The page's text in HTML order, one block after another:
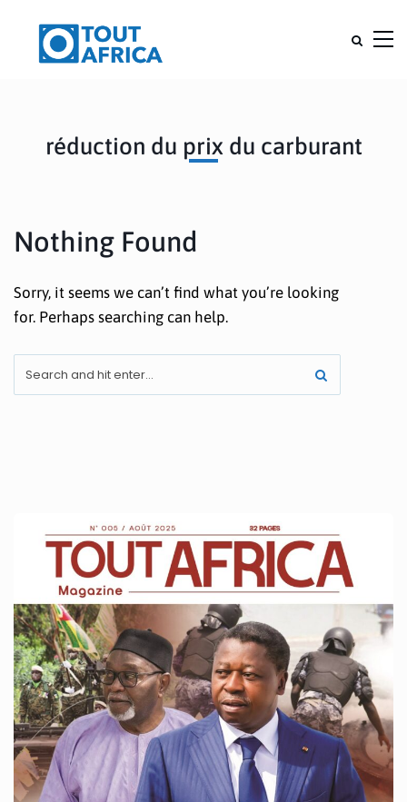
réduction du prix du carburant
Nothing Found
Sorry, it seems we can’t find what you’re looking
for. Perhaps searching can help.